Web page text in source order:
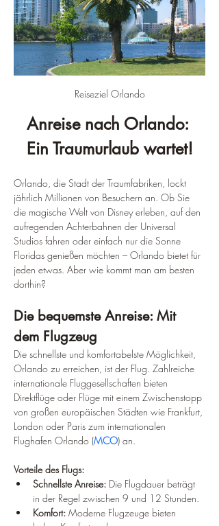
Reiseziel Orlando
Anreise nach Orlando:
Ein Traumurlaub wartet!
Orlando, die Stadt der Traumfabriken, lockt
jährlich Millionen von Besuchern an. Ob Sie
die magische Welt von Disney erleben, auf den
aufregenden Achterbahnen der Universal
Studios fahren oder einfach nur die Sonne
Floridas genießen möchten – Orlando bietet für
jeden etwas. Aber wie kommt man am besten
dorthin?
Die bequemste Anreise: Mit
dem Flugzeug
Die schnellste und komfortabelste Möglichkeit,
Orlando zu erreichen, ist der Flug. Zahlreiche
internationale Fluggesellschaften bieten
Direktflüge oder Flüge mit einem Zwischenstopp
von großen europäischen Städten wie Frankfurt,
London oder Paris zum internationalen
Flughafen Orlando (MCO) an.
Vorteile des Flugs:
Schnellste Anreise: Die Flugdauer beträgt
in der Regel zwischen 9 und 12 Stunden.
Komfort: Moderne Flugzeuge bieten